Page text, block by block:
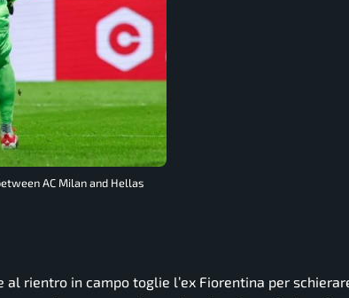
AC Milan and Hellas
rientro in campo toglie l’ex Fiorentina per